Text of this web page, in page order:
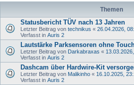
Themen
Statusbericht TÜV nach 13 Jahren
Letzter Beitrag von technikus « 26.04.2026,
Verfasst in Auris 2
Lautstärke Parksensoren ohne
Letzter Beitrag von Darkabraxas «
Verfasst in Auris 2
Dashcam über Hardwire-Kit
Letzter Beitrag von Malikinho « 16.10.2025,
Verfasst in Auris 2